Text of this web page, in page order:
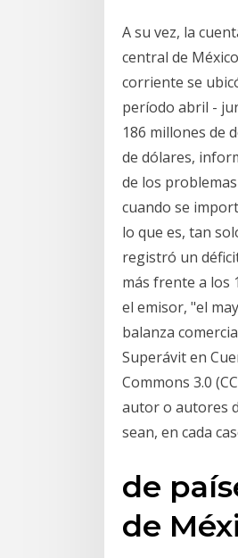
A su vez, la
central de
corriente se
período abril -
186 millones de
de dólares,
de los
cuando se
lo que es, tan
registró un
más frente a los
el emisor, "el
balanza
Superávit en
Commons 3.0
autor o autores
sean, en cada
de
de